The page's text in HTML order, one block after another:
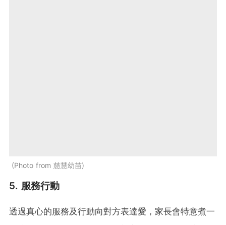
Photo from 慈慧幼苗
5. 服務行動
透過真心的服務及行動向對方表達愛，家長會特意煮一